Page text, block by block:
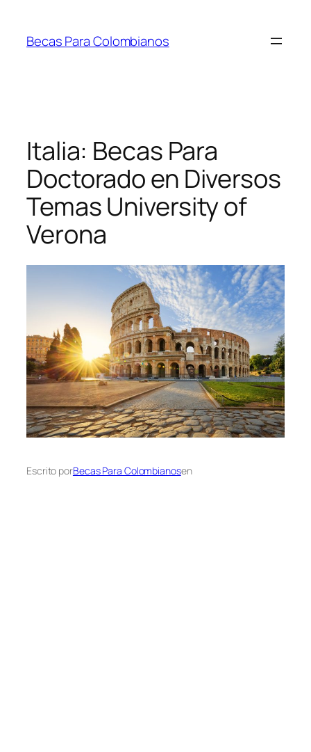
contenido
Becas Para Colombianos
Italia: Becas Para
Doctorado en Diversos
Temas University of
Verona
Escrito porBecas Para Colombianosen